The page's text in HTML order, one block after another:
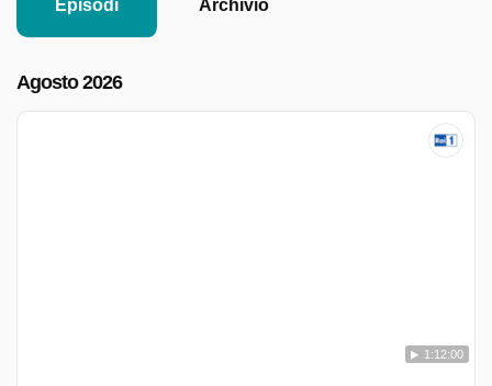
Episodi Archivio
Agosto 2026
1:12:00